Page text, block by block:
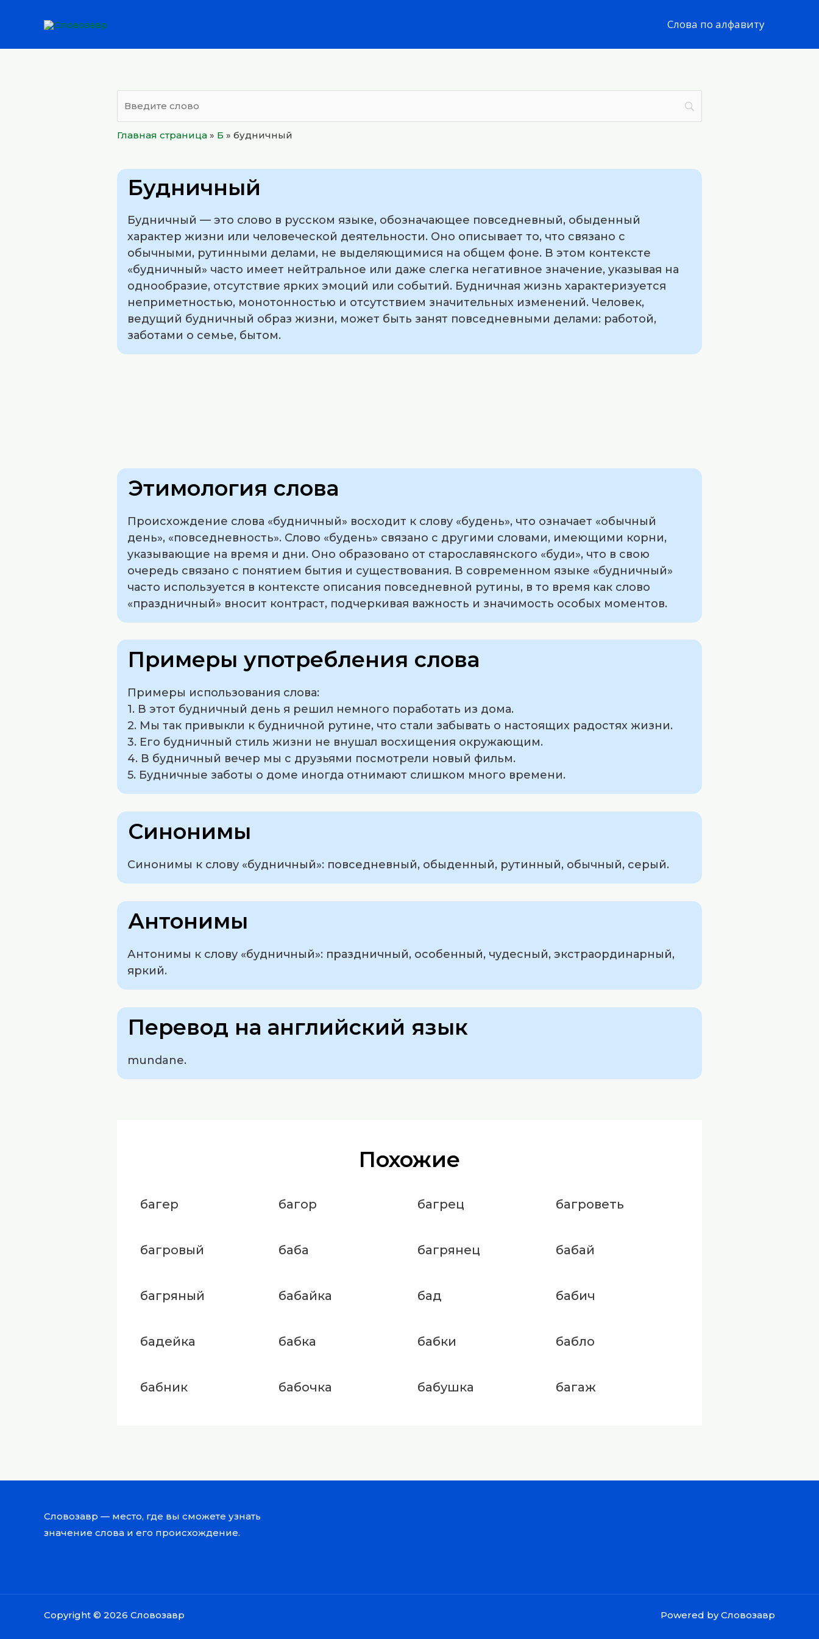
Слова по алфавиту
Главная страница » Б » будничный
Будничный
Будничный — это слово в русском языке, обозначающее повседневный, обыденный
характер жизни или человеческой деятельности. Оно описывает то, что связано с
обычными, рутинными делами, не выделяющимися на общем фоне. В этом контексте
«будничный» часто имеет нейтральное или даже слегка негативное значение, указывая на
однообразие, отсутствие ярких эмоций или событий. Будничная жизнь характеризуется
неприметностью, монотонностью и отсутствием значительных изменений. Человек,
ведущий будничный образ жизни, может быть занят повседневными делами: работой,
заботами о семье, бытом.
Этимология слова
Происхождение слова «будничный» восходит к слову «будень», что означает «обычный
день», «повседневность». Слово «будень» связано с другими словами, имеющими корни,
указывающие на время и дни. Оно образовано от старославянского «буди», что в свою
очередь связано с понятием бытия и существования. В современном языке «будничный»
часто используется в контексте описания повседневной рутины, в то время как слово
«праздничный» вносит контраст, подчеркивая важность и значимость особых моментов.
Примеры употребления слова
Примеры использования слова:
1. В этот будничный день я решил немного поработать из дома.
2. Мы так привыкли к будничной рутине, что стали забывать о настоящих радостях жизни.
3. Его будничный стиль жизни не внушал восхищения окружающим.
4. В будничный вечер мы с друзьями посмотрели новый фильм.
5. Будничные заботы о доме иногда отнимают слишком много времени.
Синонимы
Синонимы к слову «будничный»: повседневный, обыденный, рутинный, обычный, серый.
Антонимы
Антонимы к слову «будничный»: праздничный, особенный, чудесный, экстраординарный,
яркий.
Перевод на английский язык
mundane.
Похожие
багер багор багрец багроветь
багровый баба багрянец бабай
багряный бабайка бад бабич
бадейка бабка бабки бабло
бабник бабочка бабушка багаж
Словозавр — место, где вы сможете узнать
значение слова и его происхождение.
Copyright © 2026 Словозавр Powered by Словозавр